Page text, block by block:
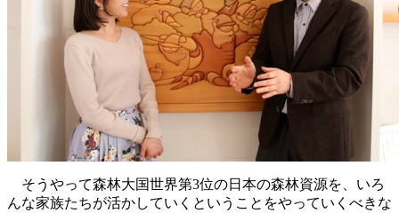
そうやって森林大国世界第3位の日本の森林資源を、いろ
んな家族たちが活かしていくということをやっていくべきな